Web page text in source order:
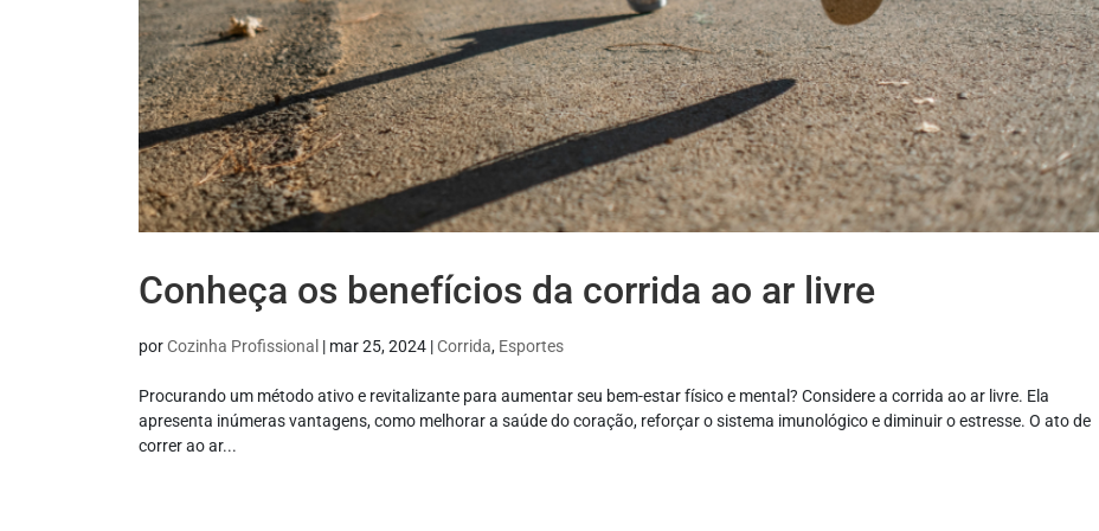
Conheça os benefícios da corrida ao ar livre
porCozinha Profissional | mar 25, 2024 |Corrida, Esportes
Procurando um método ativo e revitalizante para aumentar seu bem-estar físico e mental? Considere a corrida ao ar livre. Ela
apresenta inúmeras vantagens, como melhorar a saúde do coração, reforçar o sistema imunológico e diminuir o estresse. O ato de
correr ao ar...